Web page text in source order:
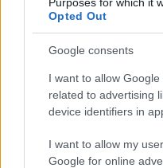
Opted Out
Google consents
I want to allow
related to advertising
device identifiers in
I want to allow my
Google for online
BKK KM Építő Kft.
Látványos építési
felüljárón